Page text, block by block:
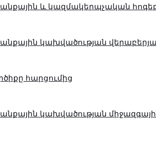
և կազմակերպչական
կախվածության
հարցումից
կախվածության